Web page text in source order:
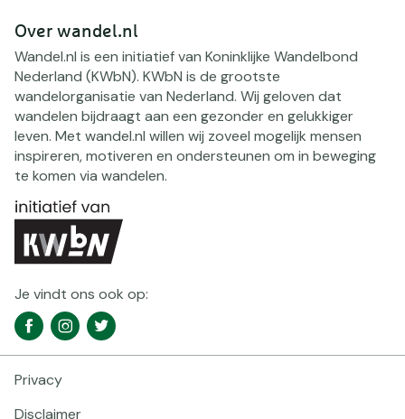
Over wandel.nl
Wandel.nl is een initiatief van Koninklijke Wandelbond
Nederland (KWbN). KWbN is de grootste
wandelorganisatie van Nederland. Wij geloven dat
wandelen bijdraagt aan een gezonder en gelukkiger
leven. Met wandel.nl willen wij zoveel mogelijk mensen
inspireren, motiveren en ondersteunen om in beweging
te komen via wandelen.
Je vindt ons ook op:
Social
media
FacebookInstagramTwitter
Footer
navigatie
Privacy
Disclaimer